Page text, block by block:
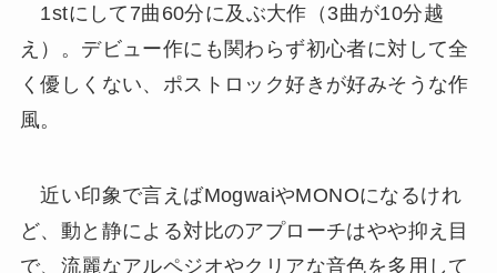
1stにして7曲60分に及ぶ大作（3曲が10分越
え）。デビュー作にも関わらず初心者に対して全
く優しくない、ポストロック好きが好みそうな作
風。
近い印象で言えばMogwaiやMONOになるけれ
ど、動と静による対比のアプローチはやや抑え目
で、流麗なアルペジオやクリアな音色を多用して